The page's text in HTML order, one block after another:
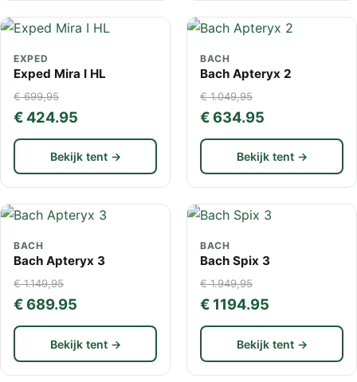
EXPED
Exped Mira I HL
€ 699,95
€ 424.95
Bekijk tent →
BACH
Bach Apteryx 2
€ 1.049,95
€ 634.95
Bekijk tent →
BACH
Bach Apteryx 3
€ 1.149,95
€ 689.95
Bekijk tent →
BACH
Bach Spix 3
€ 1.949,95
€ 1194.95
Bekijk tent →